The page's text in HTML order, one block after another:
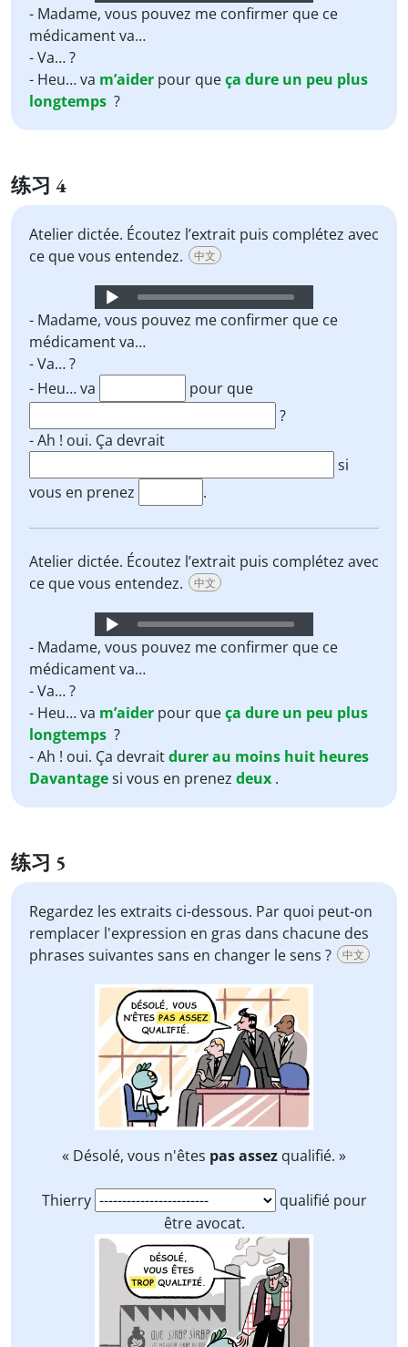
Player
- Madame, vous pouvez me confirmer que ce
médicament va…
- Va… ?
- Heu… va m’aider pour queça dure un peu plus
longtemps ?
练习 4
Atelier dictée. Écoutez l’extrait puis complétez avec
ce que vous entendez.
中文
Audio
Player
- Madame, vous pouvez me confirmer que ce
médicament va…
- Va… ?
- Heu… va
pour que
?
- Ah ! oui. Ça devrait
si
vous en prenez
.
Atelier dictée. Écoutez l’extrait puis complétez avec
ce que vous entendez.
中文
Audio
Player
- Madame, vous pouvez me confirmer que ce
médicament va…
- Va… ?
- Heu… va m’aider pour queça dure un peu plus
longtemps ?
- Ah ! oui. Ça devraitdurerau moins huit heures
Davantagesi vous en prenez deux .
练习 5
Regardez les extraits ci-dessous. Par quoi peut-on
remplacer l'expression en gras dans chacune des
phrases suivantes sans en changer le sens ?
中文
« Désolé, vous n'êtes pas assez qualifié. »
Thierry
qualifié pour
être avocat.